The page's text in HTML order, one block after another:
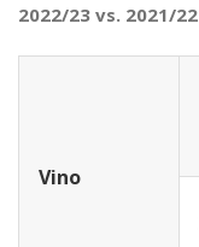
2022/23 vs. 2021/22
Vino